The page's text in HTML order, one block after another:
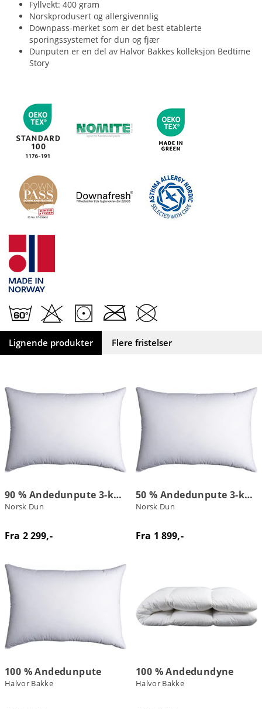
Fyllvekt: 400 gram
Norskprodusert og allergivennlig
Downpass-merket som er det best etablerte
sporingssystemet for dun og fjær
Dunputen er en del av Halvor Bakkes kolleksjon Bedtime
Story
Lignende produkter Flere fristelser
90 % Andedunpute 3-kammer
Norsk Dun
Fra 2 299,-
50 % Andedunpute 3-kammer
Norsk Dun
Fra 1 899,-
100 % Andedunpute
Halvor Bakke
100 % Andedundyne
Halvor Bakke